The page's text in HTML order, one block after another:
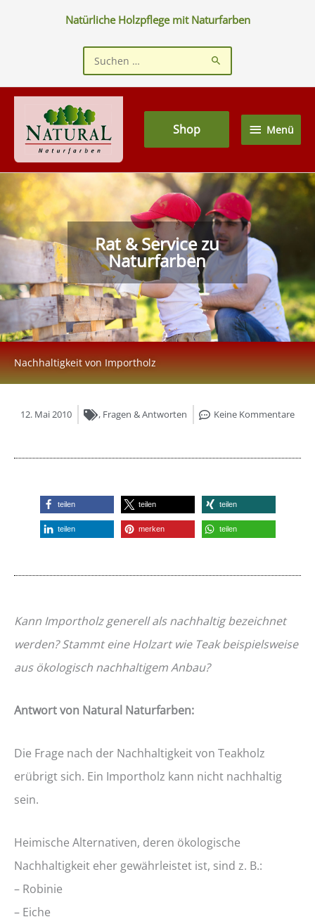
Natürliche Holzpflege mit Naturfarben
Suchen
nach:
Menü
Shop
Rat & Service zu
Naturfarben
Nachhaltigkeit von Importholz
12. Mai 2010 , Fragen & Antworten Keine Kommentare
teilen teilen teilen
teilen merken teilen
Kann Importholz generell als nachhaltig bezeichnet
werden? Stammt eine Holzart wie Teak beispielsweise
aus ökologisch nachhaltigem Anbau?
Antwort von Natural Naturfarben:
Die Frage nach der Nachhaltigkeit von Teakholz
erübrigt sich. Ein Importholz kann nicht nachhaltig
sein.
Heimische Alternativen, deren ökologische
Nachhaltigkeit eher gewährleistet ist, sind z. B.:
– Robinie
– Eiche